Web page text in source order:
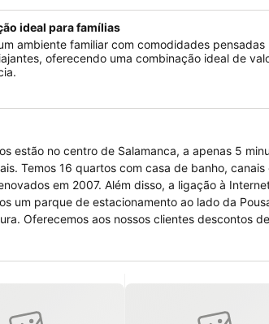
ideal para famílias
ambiente familiar com comodidades pensadas
oferecendo uma combinação ideal de
estão no centro de Salamanca, a apenas 5
Temos 16 quartos com casa de banho,
em 2007. Além disso, a ligação à
um parque de estacionamento ao lado da
Oferecemos aos nossos clientes descontos
que podem ler abaixo. Obrigado.